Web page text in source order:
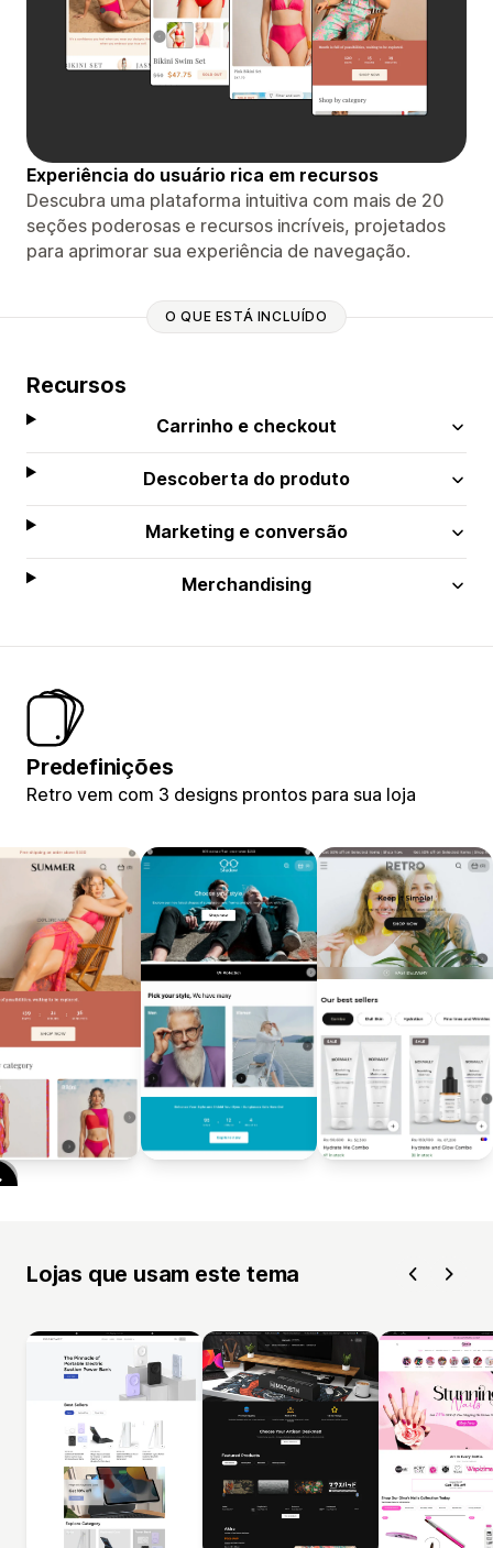
Experiência do usuário rica em recursos
Descubra uma plataforma intuitiva com mais de 20
seções poderosas e recursos incríveis, projetados
para aprimorar sua experiência de navegação.
O QUE ESTÁ INCLUÍDO
Recursos
Carrinho e checkout
Descoberta do produto
Marketing e conversão
Merchandising
Predefinições
Retro vem com 3 designs prontos para sua loja
Lojas que usam este tema